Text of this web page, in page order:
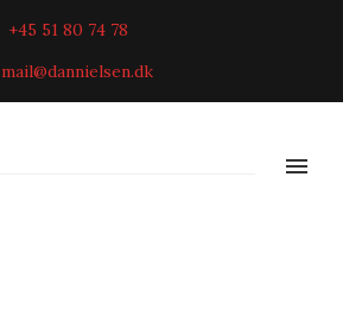
+45 51 80 74 78
mail@dannielsen.dk